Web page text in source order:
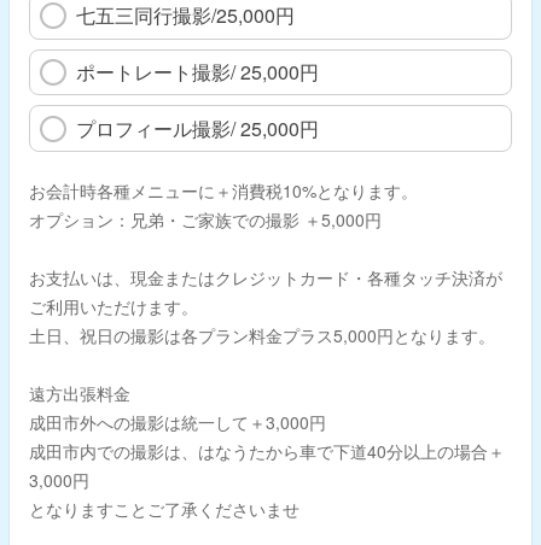
七五三同行撮影/25,000円
ポートレート撮影/ 25,000円
プロフィール撮影/ 25,000円
お会計時各種メニューに＋消費税10%となります。
オプション：兄弟・ご家族での撮影 ＋5,000円
お支払いは、現金またはクレジットカード・各種タッチ決済が
ご利用いただけます。
土日、祝日の撮影は各プラン料金プラス5,000円となります。
遠方出張料金
成田市外への撮影は統一して＋3,000円
成田市内での撮影は、はなうたから車で下道40分以上の場合＋
3,000円
となりますことご了承くださいませ